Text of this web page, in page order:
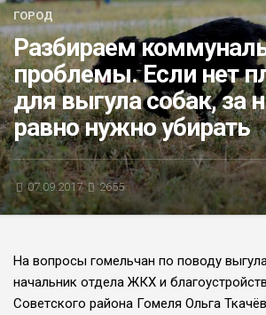
БЛИЦ-ОПРОС
АФИША
ГОРОД
Разбираем
проблемы. Если нет
для выгула собак, за
равно нужно убирать
07.09.2017 2655
На вопросы гомельчан по поводу
начальник отдела ЖКХ и
Совет­ского района Гомеля Ольга